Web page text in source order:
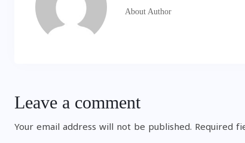
About Author
Leave a comment
Your email address will not be published. Required